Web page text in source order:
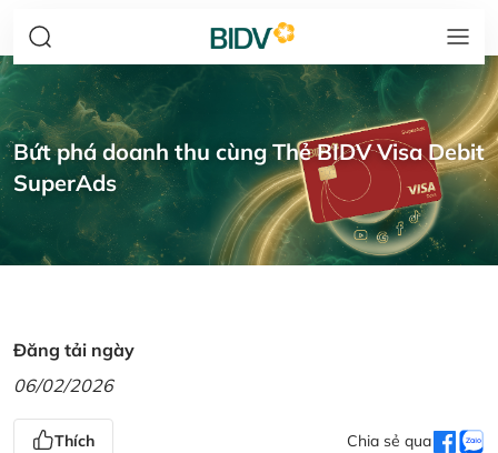
Bứt phá doanh thu cùng Thẻ BIDV Visa Debit
SuperAds
Đăng tải ngày
06/02/2026
Thích Chia sẻ qua